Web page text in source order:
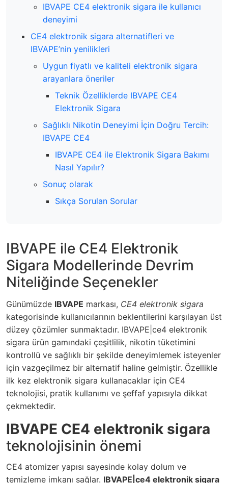
IBVAPE CE4 elektronik sigara ile kullanıcı
deneyimi
CE4 elektronik sigara alternatifleri ve
IBVAPE’nin yenilikleri
Uygun fiyatlı ve kaliteli elektronik sigara
arayanlara öneriler
Teknik Özelliklerde IBVAPE CE4
Elektronik Sigara
Sağlıklı Nikotin Deneyimi İçin Doğru Tercih:
IBVAPE CE4
IBVAPE CE4 ile Elektronik Sigara Bakımı
Nasıl Yapılır?
Sonuç olarak
Sıkça Sorulan Sorular
IBVAPE ile CE4 Elektronik
Sigara Modellerinde Devrim
Niteliğinde Seçenekler
Günümüzde IBVAPE markası, CE4 elektronik sigara
kategorisinde kullanıcılarının beklentilerini karşılayan üst
düzey çözümler sunmaktadır. IBVAPE|ce4 elektronik
sigara ürün gamındaki çeşitlilik, nikotin tüketimini
kontrollü ve sağlıklı bir şekilde deneyimlemek isteyenler
için vazgeçilmez bir alternatif haline gelmiştir. Özellikle
ilk kez elektronik sigara kullanacaklar için CE4
teknolojisi, pratik kullanımı ve şeffaf yapısıyla dikkat
çekmektedir.
IBVAPE CE4 elektronik sigara
teknolojisinin önemi
CE4 atomizer yapısı sayesinde kolay dolum ve
temizleme imkanı sağlar. IBVAPE|ce4 elektronik sigara